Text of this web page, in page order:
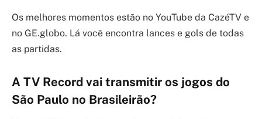
Os melhores momentos estão no YouTube da CazéTV e
no GE.globo. Lá você encontra lances e gols de todas
as partidas.
A TV Record vai transmitir os jogos do
São Paulo no Brasileirão?